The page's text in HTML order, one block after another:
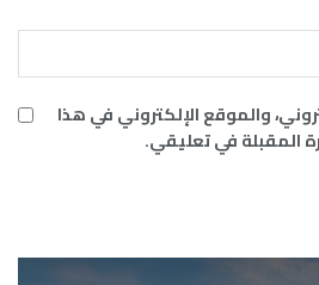
والموقع الإلكتروني في هذا
المقبلة في تعليقي.